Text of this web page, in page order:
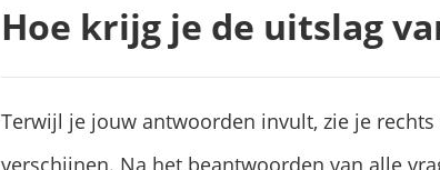
Hoe krijg je de uitslag
Terwijl je jouw antwoorden invult, zie je
verschijnen. Na het beantwoorden van alle